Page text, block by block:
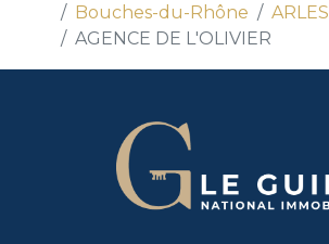
Bouches-du-Rhône
ARLES
AGENCE DE L'OLIVIER